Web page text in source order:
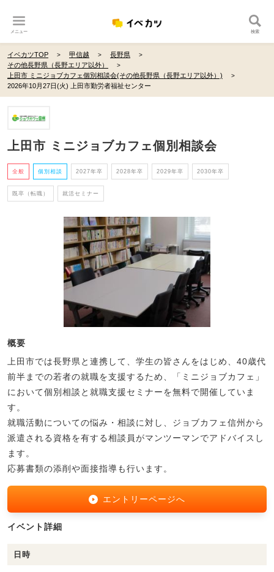
メニュー 検索
イベカツTOP 甲信越
長野県
その他長野県（長野エリア以外）
上田市 ミニジョブカフェ個別相談会(その他長野県（長野エリア以外）)
2026年10月27日(火) 上田市勤労者福祉センター
上田市 ミニジョブカフェ個別相談会
全般 個別相談 2027年卒 2028年卒 2029年卒 2030年卒
既卒（転職） 就活セミナー
概要
上田市では長野県と連携して、学生の皆さんをはじめ、40歳代
前半までの若者の就職を支援するため、「ミニジョブカフェ」
において個別相談と就職支援セミナーを無料で開催していま
す。
就職活動についての悩み・相談に対し、ジョブカフェ信州から
派遣される資格を有する相談員がマンツーマンでアドバイスし
ます。
応募書類の添削や面接指導も行います。
エントリーページへ
イベント詳細
日時